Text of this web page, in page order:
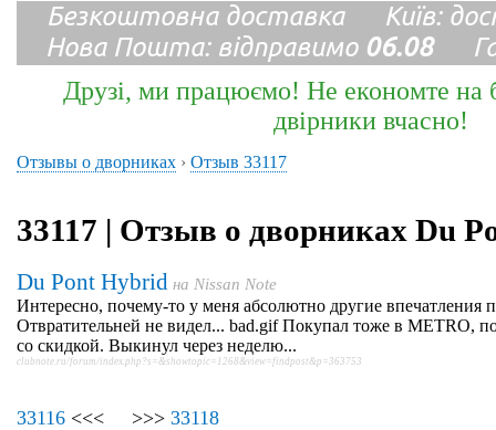
Безкоштовна доставка Київ:
Нова Пошта: відправимо 06.08
Друзі, ми працюємо! Не економте на
двірники вчасно!
Отзывы о дворниках › Отзыв 33117
33117 | Отзыв о дворниках Du
Du Pont Hybrid на Nissan Note
Интересно, почему-то у меня абсолютно другие впечатления
Отвратительней не видел... bad.gif Покупал тоже в METRO,
со скидкой. Выкинул через неделю...
clubnote.ru/forum/index.php?s=&showtopic=1268&view=findpost&p=363753
33116 <<< >>> 33118